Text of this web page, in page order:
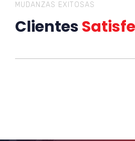
MUDANZAS EXITOSAS
Clientes